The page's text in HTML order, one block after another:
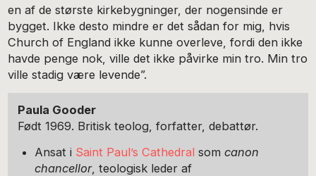
en af de største kirkebygninger, der nogensinde er
bygget. Ikke desto mindre er det sådan for mig, hvis
Church of England ikke kunne overleve, fordi den ikke
havde penge nok, ville det ikke påvirke min tro. Min tro
ville stadig være levende”.
Paula Gooder
Født 1969. Britisk teolog, forfatter, debattør.
Ansat i Saint Paul’s Cathedral som canon
chancellor, teologisk leder af